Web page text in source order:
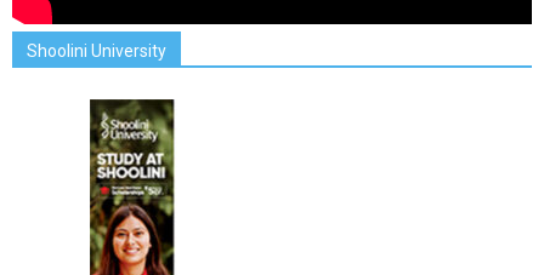
Shoolini University